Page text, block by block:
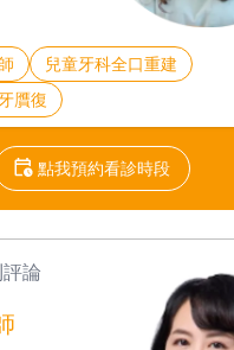
兒童牙科全口重建
贋復
點我預約看診時段
論